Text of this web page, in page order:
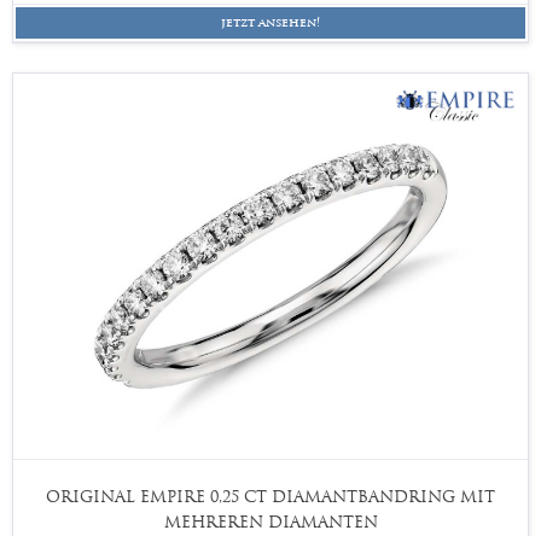
jetzt ansehen!
ORIGINAL EMPIRE 0,25 CT DIAMANTBANDRING MIT
MEHREREN DIAMANTEN